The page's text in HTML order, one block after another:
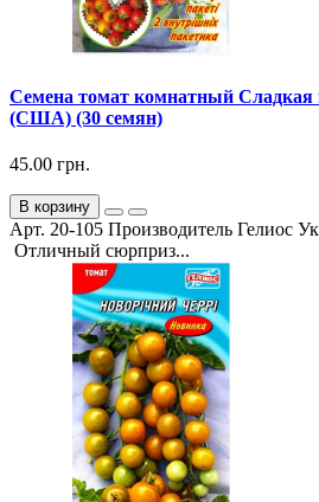
Семена томат комнатный
(США) (30 семян)
45.00 грн.
В корзину
Арт. 20-105 Производитель Гелиос
Отличный сюрприз...